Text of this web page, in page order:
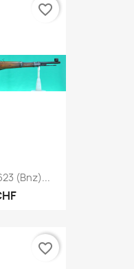
(bnz)...
favorite_border
favorite_border